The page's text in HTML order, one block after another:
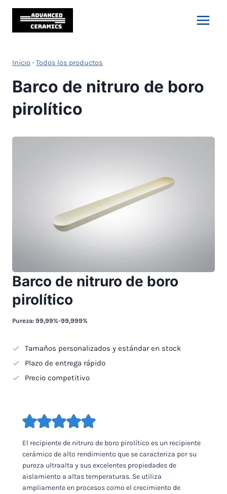
Saltar
Contenido
Inicio-Todos los productos
Barco de nitruro de boro
pirolítico
Barco de nitruro de boro
pirolítico
Pureza: 99,99%-99,999%
Tamaños personalizados y estándar en stock
Plazo de entrega rápido
Precio competitivo
El recipiente de nitruro de boro pirolítico es un recipiente
cerámico de alto rendimiento que se caracteriza por su
pureza ultraalta y sus excelentes propiedades de
aislamiento a altas temperaturas. Se utiliza
ampliamente en procesos como el crecimiento de